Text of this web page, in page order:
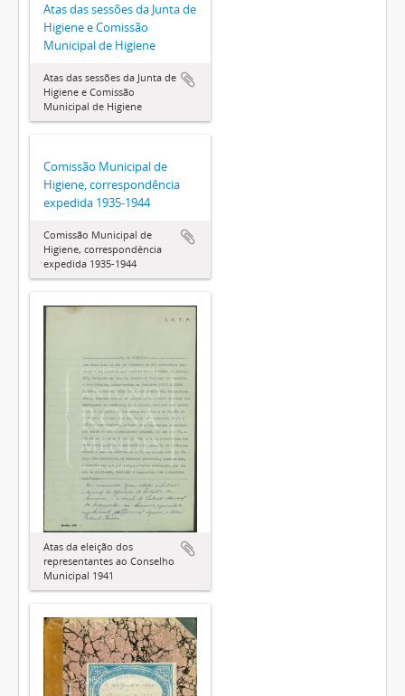
Atas das sessões da Junta de
Higiene e Comissão
Municipal de Higiene
Atas das sessões da Junta de
Higiene e Comissão
Municipal de Higiene
Comissão Municipal de
Higiene, correspondência
expedida 1935-1944
Comissão Municipal de
Higiene, correspondência
expedida 1935-1944
Atas da eleição dos
representantes ao Conselho
Municipal 1941